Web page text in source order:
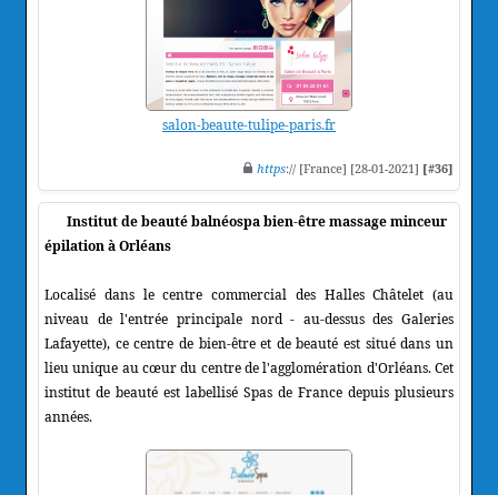
salon-beaute-tulipe-paris.fr
https:// [France] [28-01-2021] [#36]
Institut de beauté balnéospa bien-être massage minceur
épilation à Orléans
Localisé dans le centre commercial des Halles Châtelet (au
niveau de l'entrée principale nord - au-dessus des Galeries
Lafayette), ce centre de bien-être et de beauté est situé dans un
lieu unique au cœur du centre de l'agglomération d'Orléans. Cet
institut de beauté est labellisé Spas de France depuis plusieurs
années.